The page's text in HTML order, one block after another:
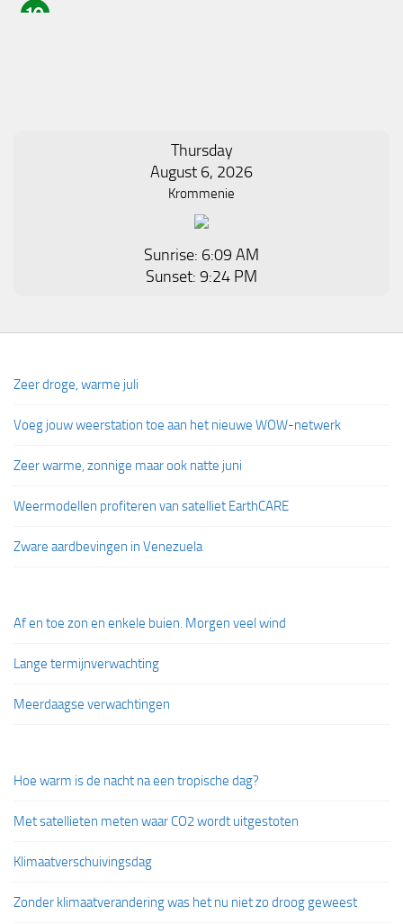
Thursday
August 6, 2026
Krommenie
Sunrise: 6:09 AM
Sunset: 9:24 PM
Zeer droge, warme juli
Voeg jouw weerstation toe aan het nieuwe WOW-netwerk
Zeer warme, zonnige maar ook natte juni
Weermodellen profiteren van satelliet EarthCARE
Zware aardbevingen in Venezuela
Af en toe zon en enkele buien. Morgen veel wind
Lange termijnverwachting
Meerdaagse verwachtingen
Hoe warm is de nacht na een tropische dag?
Met satellieten meten waar CO2 wordt uitgestoten
Klimaatverschuivingsdag
Zonder klimaatverandering was het nu niet zo droog geweest